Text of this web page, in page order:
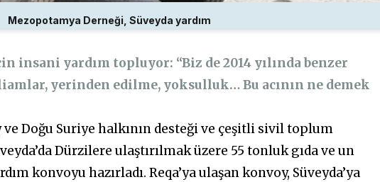
Mezopotamya Derneği, Süveyda yardım
insani yardım topluyor: “Biz de 2014 yılında benzer
yerinden edilme, yoksulluk… Bu acının ne demek
Doğu Suriye halkının desteği ve çeşitli sivil toplum
Dürzilere ulaştırılmak üzere 55 tonluk gıda ve un
konvoyu hazırladı. Reqa’ya ulaşan konvoy, Süveyda’ya